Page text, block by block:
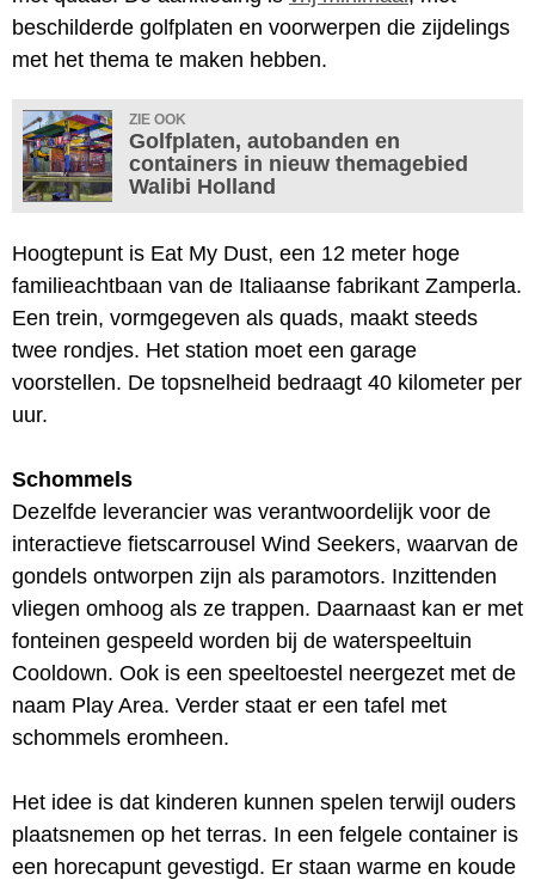
beschilderde golfplaten en voorwerpen die zijdelings
met het thema te maken hebben.
ZIE OOK
Golfplaten, autobanden en
containers in nieuw themagebied
Walibi Holland
Hoogtepunt is Eat My Dust, een 12 meter hoge
familieachtbaan van de Italiaanse fabrikant Zamperla.
Een trein, vormgegeven als quads, maakt steeds
twee rondjes. Het station moet een garage
voorstellen. De topsnelheid bedraagt 40 kilometer per
uur.
Schommels
Dezelfde leverancier was verantwoordelijk voor de
interactieve fietscarrousel Wind Seekers, waarvan de
gondels ontworpen zijn als paramotors. Inzittenden
vliegen omhoog als ze trappen. Daarnaast kan er met
fonteinen gespeeld worden bij de waterspeeltuin
Cooldown. Ook is een speeltoestel neergezet met de
naam Play Area. Verder staat er een tafel met
schommels eromheen.
Het idee is dat kinderen kunnen spelen terwijl ouders
plaatsnemen op het terras. In een felgele container is
een horecapunt gevestigd. Er staan warme en koude